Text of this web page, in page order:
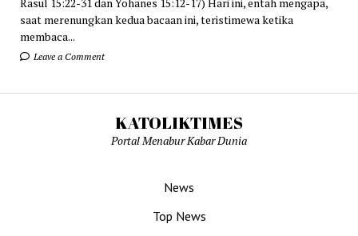
saat merenungkan kedua bacaan ini, teristimewa ketika
membaca...
Leave a Comment
KATOLIKTIMES
Portal Menabur Kabar Dunia
News
Top News